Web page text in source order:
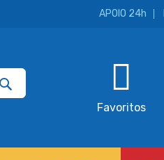
APOIO 24h
Pesquisar
Favoritos